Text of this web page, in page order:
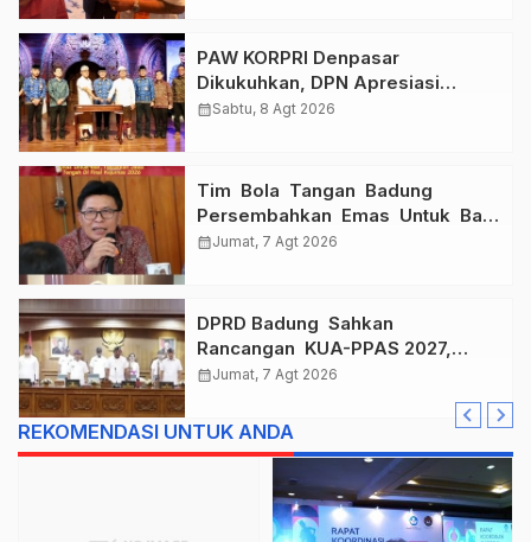
PAW KORPRI Denpasar
Dikukuhkan, DPN Apresiasi
“Sembagi Arutala” untuk Lindungi
calendar_monthSabtu, 8 Agt 2026
Tim Bola Tangan Badung
Persembahkan Emas Untuk Bali
, Taklukkan Jawa Tengah Di
calendar_monthJumat, 7 Agt 2026
DPRD Badung Sahkan
Rancangan KUA-PPAS 2027,
Anggaran Tembus Lebih Dari
calendar_monthJumat, 7 Agt 2026
REKOMENDASI UNTUK ANDA